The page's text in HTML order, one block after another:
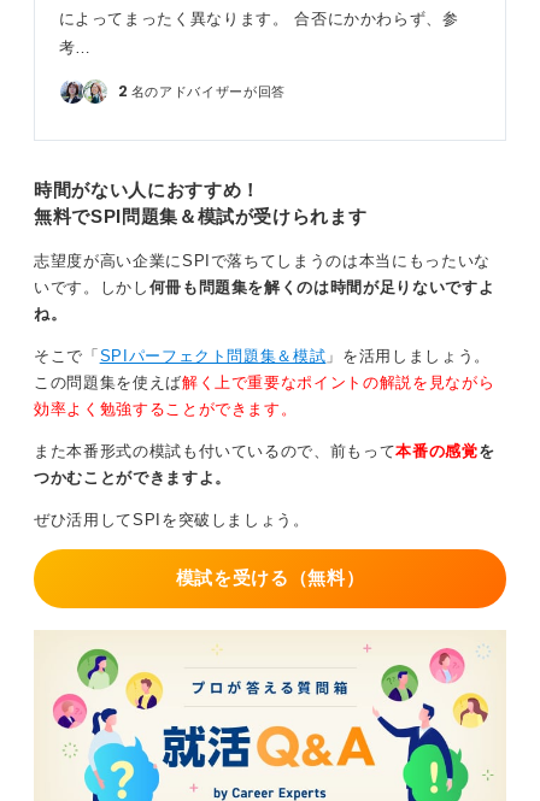
によってまったく異なります。 合否にかかわらず、参
考…
2 名のアドバイザーが回答
時間がない人におすすめ！
無料でSPI問題集＆模試が受けられます
志望度が高い企業にSPIで落ちてしまうのは本当にもったいな
いです。しかし 何冊も問題集を解くのは時間が足りないですよ
ね。
そこで「 SPIパーフェクト問題集＆模試 」を活用しましょう。
この問題集を使えば解く上で重要なポイントの解説を見ながら
効率よく勉強することができます。
また本番形式の模試も付いているので、前もって本番の感覚を
つかむことができますよ。
ぜひ活用してSPIを突破しましょう。
模試を受ける（無料）